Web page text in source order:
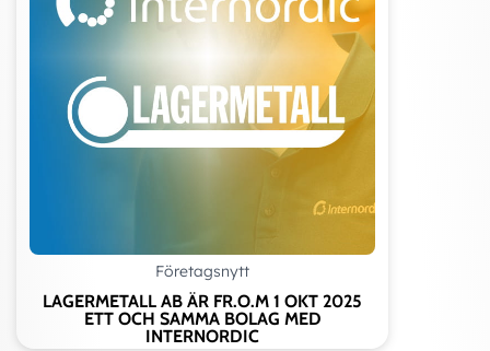
Företagsnytt
LAGERMETALL AB ÄR FR.O.M 1 OKT 2025
ETT OCH SAMMA BOLAG MED
INTERNORDIC